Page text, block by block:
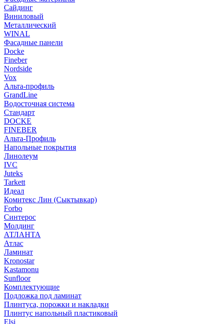
Сайдинг
Виниловый
Металлический
WINAL
Фасадные панели
Docke
Fineber
Nordside
Vox
Альта-профиль
GrandLine
Водосточная система
Стандарт
DOCKE
FINEBER
Альта-Профиль
Напольные покрытия
Линолеум
IVC
Juteks
Tarkett
Идеал
Комитекс Лин (Сыктывкар)
Forbo
Синтерос
Молдинг
АТЛАНТА
Атлас
Ламинат
Kronostar
Kastamonu
Sunfloor
Комплектующие
Подложка под ламинат
Плинтуса, порожки и накладки
Плинтус напольный пластиковый
Elsi